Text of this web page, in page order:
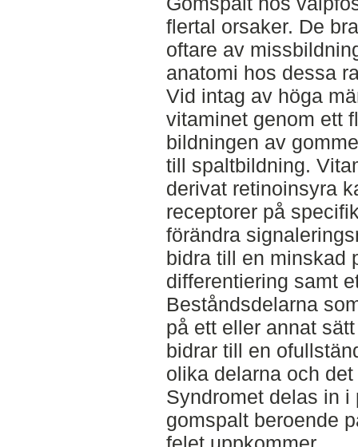
flertal orsaker. De
oftare av
anatomi hos dessa
Vid intag av höga
vitaminet genom ett
bildningen av
till spaltbildning.
derivat retinoinsyra
receptorer på
förändra
bidra till en minskad
differentiering samt
Beståndsdelarna
på ett eller annat
bidrar till en
olika delarna och
Syndromet delas in
gomspalt beroende